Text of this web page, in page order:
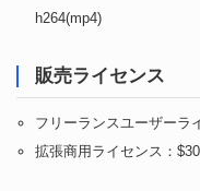
h264(mp4)
販売ライセンス
フリーランスユーザーラ
拡張商用ライセンス：$30